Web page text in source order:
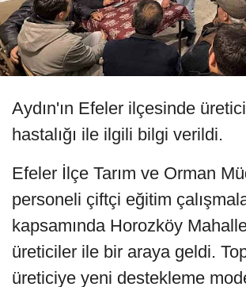
Aydın'ın Efeler ilçesinde
hastalığı ile ilgili bilgi verildi.
Efeler İlçe Tarım ve Orman
personeli çiftçi eğitim
kapsamında Horozköy
üreticiler ile bir araya geldi.
üreticiye yeni destekleme